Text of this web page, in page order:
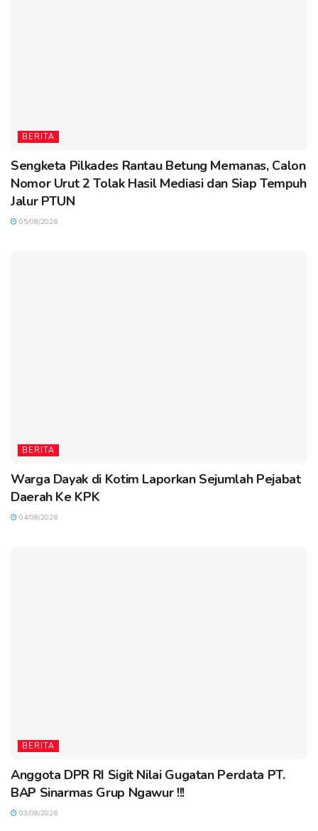
BERITA
Sengketa Pilkades Rantau Betung Memanas, Calon
Nomor Urut 2 Tolak Hasil Mediasi dan Siap Tempuh
Jalur PTUN
05/08/2026
BERITA
Warga Dayak di Kotim Laporkan Sejumlah Pejabat
Daerah Ke KPK
04/08/2026
BERITA
Anggota DPR RI Sigit Nilai Gugatan Perdata PT.
BAP Sinarmas Grup Ngawur !!!
03/08/2026